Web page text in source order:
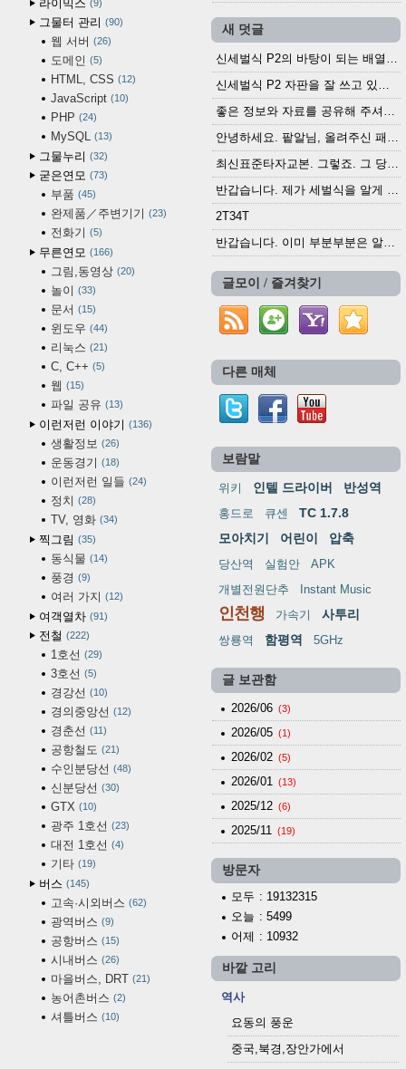
라이믹스 9
그물터 관리 90
웹 서버 26
도메인 5
HTML, CSS 12
JavaScript 10
PHP 24
MySQL 13
그물누리 32
굳은연모 73
부품 45
완제품／주변기기 23
전화기 5
무른연모 166
그림,동영상 20
놀이 33
문서 15
윈도우 44
리눅스 21
C, C++ 5
웹 15
파일 공유 13
이런저런 이야기 136
생활정보 26
운동경기 18
이런저런 일들 24
정치 28
TV, 영화 34
찍그림 35
동식물 14
풍경 9
여러 가지 12
여객열차 91
전철 222
1호선 29
3호선 5
경강선 10
경의중앙선 12
경춘선 11
공항철도 21
수인분당선 48
신분당선 30
GTX 10
광주 1호선 23
대전 1호선 4
기타 19
버스 145
고속·시외버스 62
광역버스 9
공항버스 15
시내버스 26
마을버스, DRT 21
농어촌버스 2
셔틀버스 10
새 덧글
신세벌식 P2의 바탕이 되는 배열이나 주요 기능...
신세벌식 P2 자판을 잘 쓰고 있습니다. 쓰기 편리...
좋은 정보와 자료를 공유해 주셔서 고맙습니다....
안녕하세요. 팥알님, 올려주신 패치 여러모로 감사...
최신표준타자교본. 그렇죠. 그 당시에 최신 표준...
반갑습니다. 제가 세벌식을 알게 되어 세벌식 써...
2T34T
반갑습니다. 이미 부분부분은 알려진 정보들이...
글모이 / 즐겨찾기
다른 매체
보람말
위키 인텔 드라이버 반성역
홍드로 큐센
TC 1.7.8
모아치기
어린이 압축
당산역 실험안
APK
개별전원단추
Instant Music
인천행 가속기 사투리
쌍룡역 함평역 5GHz
글 보관함
2026/06 (3)
2026/05 (1)
2026/02 (5)
2026/01 (13)
2025/12 (6)
2025/11 (19)
방문자
모두 : 19132315
오늘 : 5499
어제 : 10932
바깥 고리
역사
요동의 풍운
중국,북경,장안가에서